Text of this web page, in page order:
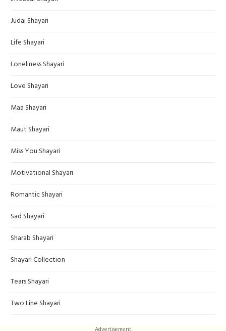
Judai Shayari
Life Shayari
Loneliness Shayari
Love Shayari
Maa Shayari
Maut Shayari
Miss You Shayari
Motivational Shayari
Romantic Shayari
Sad Shayari
Sharab Shayari
Shayari Collection
Tears Shayari
Two Line Shayari